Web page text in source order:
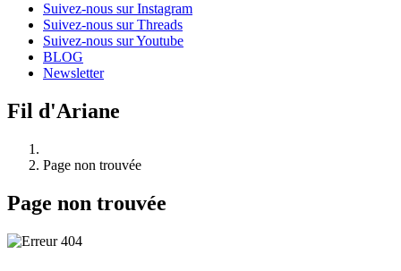
Suivez-nous sur Instagram
Suivez-nous sur Threads
Suivez-nous sur Youtube
BLOG
Newsletter
Fil d'Ariane
Page non trouvée
Page non trouvée